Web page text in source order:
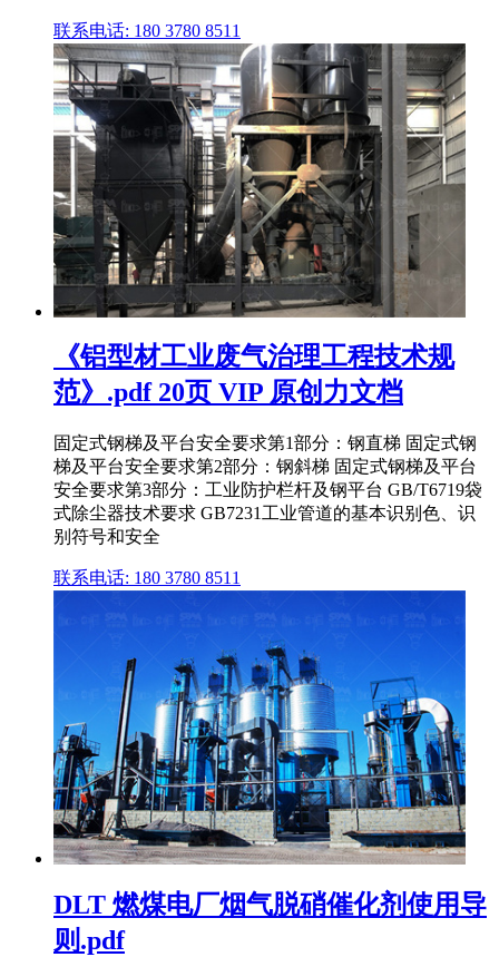
联系电话: 180 3780 8511
《铝型材工业废气治理工程技术规
范》.pdf 20页 VIP 原创力文档
固定式钢梯及平台安全要求第1部分：钢直梯 固定式钢
梯及平台安全要求第2部分：钢斜梯 固定式钢梯及平台
安全要求第3部分：工业防护栏杆及钢平台 GB/T6719袋
式除尘器技术要求 GB7231工业管道的基本识别色、识
别符号和安全
联系电话: 180 3780 8511
DLT 燃煤电厂烟气脱硝催化剂使用导
则.pdf